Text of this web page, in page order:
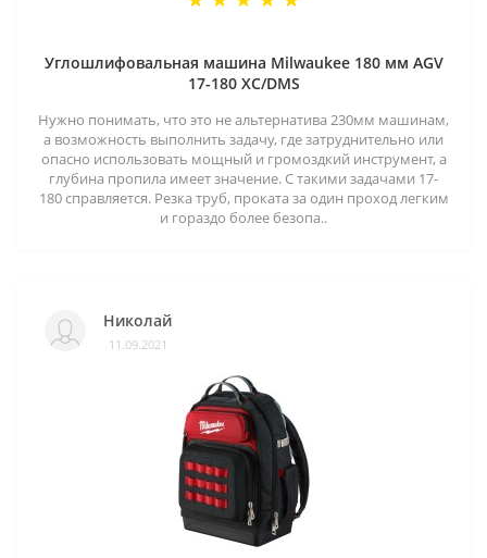
Углошлифовальная машина Milwaukee 180 мм AGV
17-180 XC/DMS
Нужно понимать, что это не альтернатива 230мм машинам,
а возможность выполнить задачу, где затруднительно или
опасно использовать мощный и громоздкий инструмент, а
глубина пропила имеет значение. С такими задачами 17-
180 справляется. Резка труб, проката за один проход легким
и гораздо более безопа..
Николай
11.09.2021